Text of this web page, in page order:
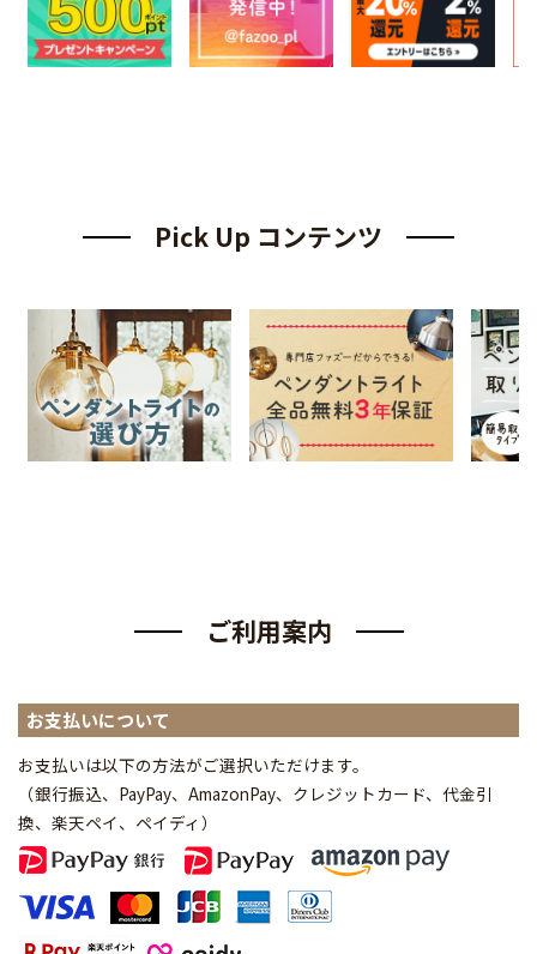
Pick Up コンテンツ
ご利用案内
お支払いについて
お支払いは以下の方法がご選択いただけます。
（銀行振込、PayPay、AmazonPay、クレジットカード、代金引
換、楽天ペイ、ペイディ ）